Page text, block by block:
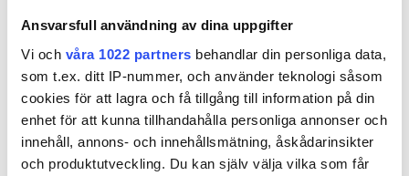
Ansvarsfull användning av dina uppgifter
Vi och våra 1022 partners behandlar din personliga data,
som t.ex. ditt IP-nummer, och använder teknologi såsom
cookies för att lagra och få tillgång till information på din
enhet för att kunna tillhandahålla personliga annonser och
innehåll, annons- och innehållsmätning, åskådarinsikter
och produktutveckling. Du kan själv välja vilka som får
82-årige rörmokaren: ”Gör
inget utan att ringa mig om ni
är osäkra”
PUBLICERAD1 JUN 2026, 05:00